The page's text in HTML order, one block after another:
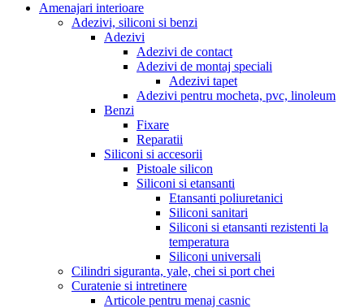
Amenajari interioare
Adezivi, siliconi si benzi
Adezivi
Adezivi de contact
Adezivi de montaj speciali
Adezivi tapet
Adezivi pentru mocheta, pvc, linoleum
Benzi
Fixare
Reparatii
Siliconi si accesorii
Pistoale silicon
Siliconi si etansanti
Etansanti poliuretanici
Siliconi sanitari
Siliconi si etansanti rezistenti la
temperatura
Siliconi universali
Cilindri siguranta, yale, chei si port chei
Curatenie si intretinere
Articole pentru menaj casnic